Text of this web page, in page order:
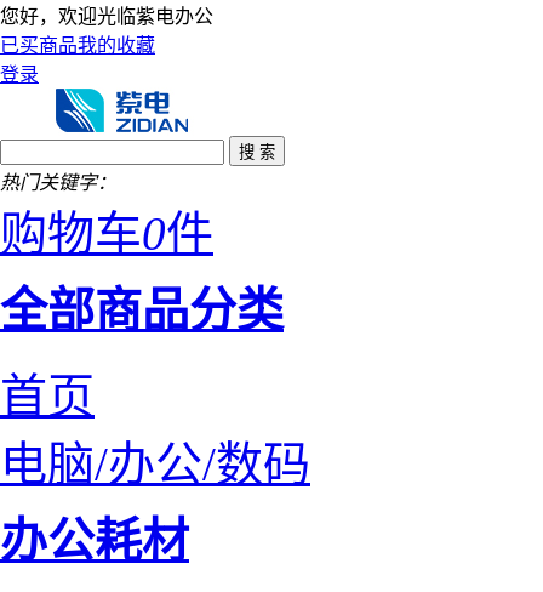
您好，欢迎光临紫电办公
已买商品我的收藏
登录
热门关键字：
购物车0件
全部商品分类
首页
电脑/办公/数码
办公耗材